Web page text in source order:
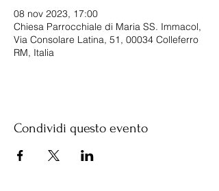
08 nov 2023, 17:00
Chiesa Parrocchiale di Maria SS. Immacol,
Via Consolare Latina, 51, 00034 Colleferro
RM, Italia
Condividi questo evento